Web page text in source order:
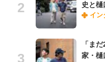
史と
イン
「ま
家・樋